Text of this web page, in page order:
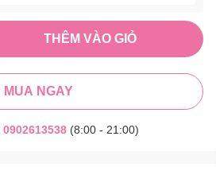
THÊM VÀO GIỎ
MUA NGAY
0902613538(8:00 - 21:00)